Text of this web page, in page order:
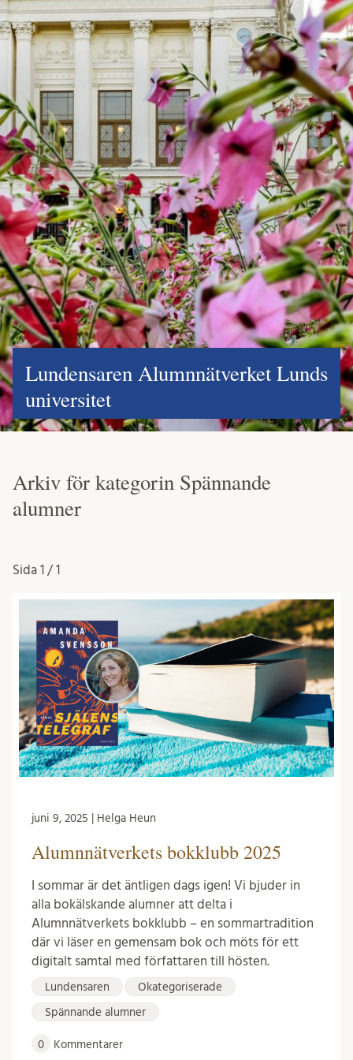
Lundensaren Alumnnätverket Lunds
universitet
Arkiv för kategorin Spännande
alumner
Sida 1 / 1
juni 9, 2025 | Helga Heun
Alumnnätverkets bokklubb 2025
I sommar är det äntligen dags igen! Vi bjuder in
alla bokälskande alumner att delta i
Alumnnätverkets bokklubb – en sommartradition
där vi läser en gemensam bok och möts för ett
digitalt samtal med författaren till hösten.
Lundensaren Okategoriserade
Spännande alumner
0 Kommentarer